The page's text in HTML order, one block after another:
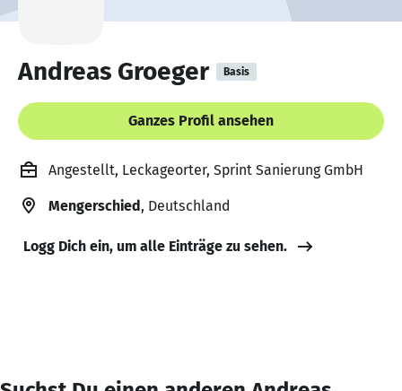
Andreas Groeger Basis
Ganzes Profil ansehen
Angestellt, Leckageorter, Sprint Sanierung GmbH
Mengerschied, Deutschland
Logg Dich ein, um alle Einträge zu sehen.